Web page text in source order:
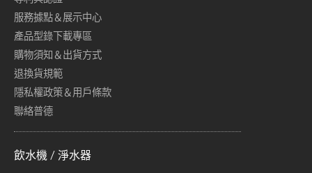
服務據點＆展示中心
產品型錄下載專區
購物須知＆出貨方式
退換貨規範
隱私權政策＆用戶條款
聯絡普德
飲水機 / 淨水器